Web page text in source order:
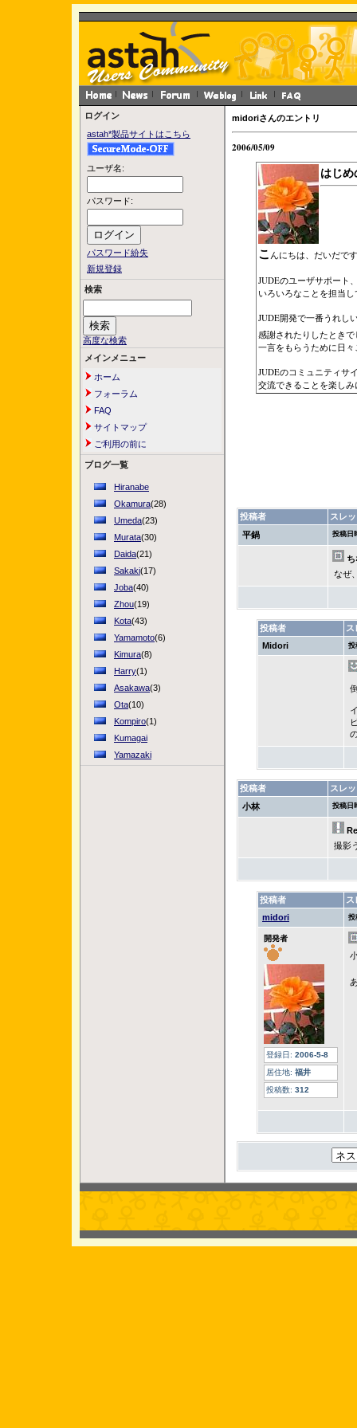
ログイン
astah*製品サイトはこちら
ユーザ名:
パスワード:
パスワード紛失
新規登録
検索
高度な検索
メインメニュー
ホーム
フォーラム
FAQ
サイトマップ
ご利用の前に
ブログ一覧
Hiranabe
Okamura(28)
Umeda(23)
Murata(30)
Daida(21)
Sakaki(17)
Joba(40)
Zhou(19)
Kota(43)
Yamamoto(6)
Kimura(8)
Harry(1)
Asakawa(3)
Ota(10)
Kompiro(1)
Kumagai
Yamazaki
midoriさんのエントリ
2006/05/09
はじ
こ んにちは、だいだで
JUDEのユーザサポート
いろいろなことを担当
JUDE開発で一番うれし
感謝されたりしたとき
一言をもらうために日
JUDEのコミュニティサ
交流できることを楽し
投稿者
スレ
平鍋
投稿日
なぜ
投稿者
Midori
投
投稿者
スレ
小林
投稿日
撮影
投稿者
midori
投
開発者
登録日: 2006-5-8
居住地: 福井
投稿数: 312